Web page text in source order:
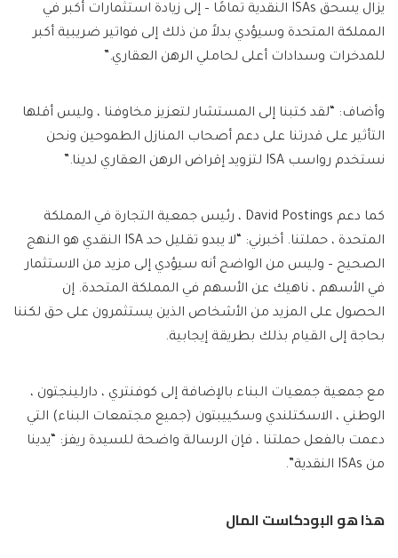
يزال يسحق ISAs النقدية تمامًا – إلى زيادة استثمارات أكبر في
المملكة المتحدة وسيؤدي بدلاً من ذلك إلى فواتير ضريبية أكبر
للمدخرات وسدادات أعلى لحاملي الرهن العقاري.”
وأضاف: “لقد كتبنا إلى المستشار لتعزيز مخاوفنا ، وليس أقلها
التأثير على قدرتنا على دعم أصحاب المنازل الطموحين ونحن
نستخدم رواسب ISA لتزويد إقراض الرهن العقاري لدينا.”
كما دعم David Postings ، رئيس جمعية التجارة في المملكة
المتحدة ، حملتنا. أخبرني: “لا يبدو تقليل حد ISA النقدي هو النهج
الصحيح – وليس من الواضح أنه سيؤدي إلى مزيد من الاستثمار
في الأسهم ، ناهيك عن الأسهم في المملكة المتحدة. إن
الحصول على المزيد من الأشخاص الذين يستثمرون على حق لكننا
بحاجة إلى القيام بذلك بطريقة إيجابية.
مع جمعية جمعيات البناء بالإضافة إلى كوفنتري ، دارلينجتون ،
الوطني ، الاسكتلندي وسكييبتون (جميع مجتمعات البناء) التي
دعمت بالفعل حملتنا ، فإن الرسالة واضحة للسيدة ريفز: “يدينا
من ISAs النقدية”.
هذا هو البودكاست المال